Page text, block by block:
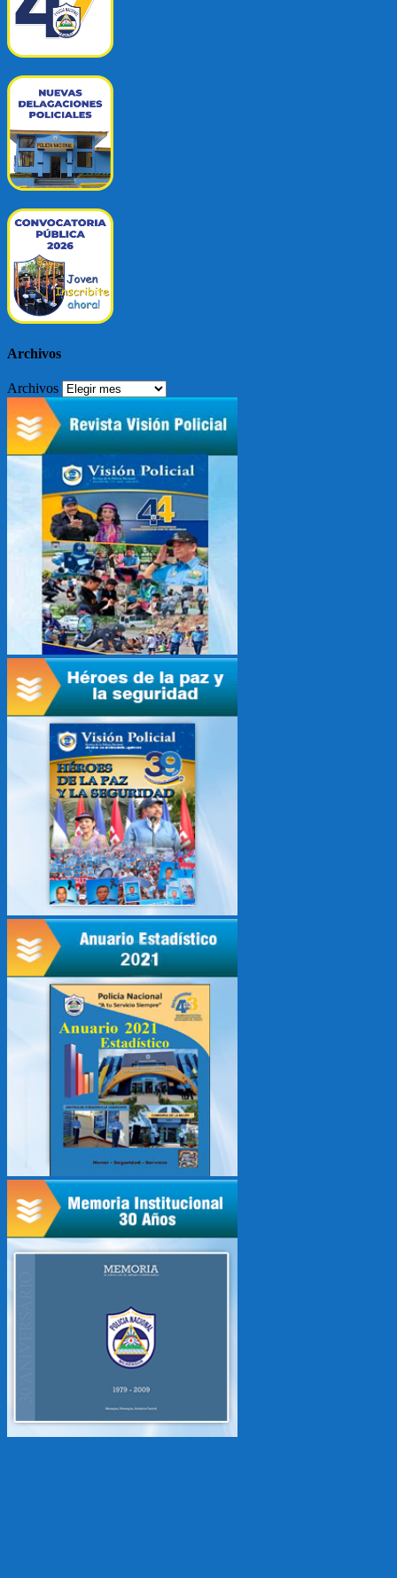
Archivos
Archivos